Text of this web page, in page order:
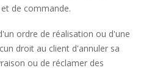
de commande.
ordre de réalisation ou d'une
droit au client d'annuler sa
ou de réclamer des